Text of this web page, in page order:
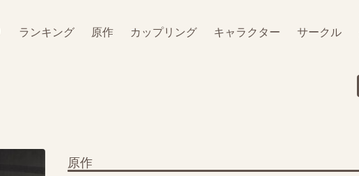
ランキング 原作 カップリング キャラクター サークル
原作